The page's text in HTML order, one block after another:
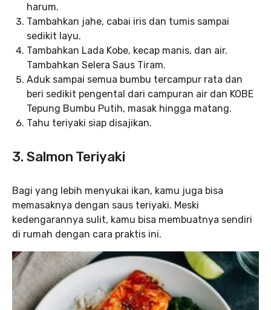
harum.
Tambahkan jahe, cabai iris dan tumis sampai
sedikit layu.
Tambahkan Lada Kobe, kecap manis, dan air.
Tambahkan Selera Saus Tiram.
Aduk sampai semua bumbu tercampur rata dan
beri sedikit pengental dari campuran air dan KOBE
Tepung Bumbu Putih, masak hingga matang.
Tahu teriyaki siap disajikan.
3. Salmon Teriyaki
Bagi yang lebih menyukai ikan, kamu juga bisa
memasaknya dengan saus teriyaki. Meski
kedengarannya sulit, kamu bisa membuatnya sendiri
di rumah dengan cara praktis ini.